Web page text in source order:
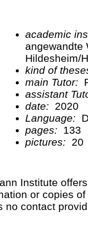
academic
angewandte
Hildesheim/
kind of
main Tutor:
assistant
date:
2020
Language:
pages:
133
pictures:
20
Institute
or copies
no contact